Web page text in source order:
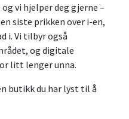
vi hjelper deg gjerne –
siste prikken over i-en,
i. Vi tilbyr også
og digitale
litt lenger unna.
butikk du har lyst til å